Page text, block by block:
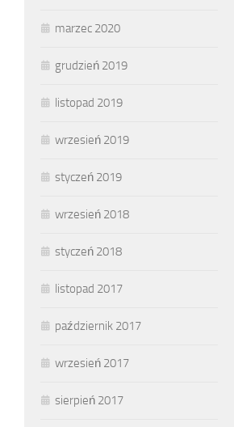
marzec 2020
grudzień 2019
listopad 2019
wrzesień 2019
styczeń 2019
wrzesień 2018
styczeń 2018
listopad 2017
październik 2017
wrzesień 2017
sierpień 2017